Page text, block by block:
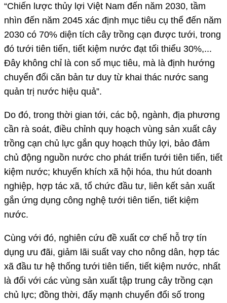
“Chiến lược thủy lợi Việt Nam đến năm 2030, tầm
nhìn đến năm 2045 xác định mục tiêu cụ thể đến năm
2030 có 70% diện tích cây trồng cạn được tưới, trong
đó tưới tiên tiến, tiết kiệm nước đạt tối thiểu 30%,...
Đây không chỉ là con số mục tiêu, mà là định hướng
chuyển đổi căn bản tư duy từ khai thác nước sang
quản trị nước hiệu quả”.
Do đó, trong thời gian tới, các bộ, ngành, địa phương
cần rà soát, điều chỉnh quy hoạch vùng sản xuất cây
trồng cạn chủ lực gắn quy hoạch thủy lợi, bảo đảm
chủ động nguồn nước cho phát triển tưới tiên tiến, tiết
kiệm nước; khuyến khích xã hội hóa, thu hút doanh
nghiệp, hợp tác xã, tổ chức đầu tư, liên kết sản xuất
gắn ứng dụng công nghệ tưới tiên tiến, tiết kiệm
nước.
Cùng với đó, nghiên cứu đề xuất cơ chế hỗ trợ tín
dụng ưu đãi, giảm lãi suất vay cho nông dân, hợp tác
xã đầu tư hệ thống tưới tiên tiến, tiết kiệm nước, nhất
là đối với các vùng sản xuất tập trung cây trồng cạn
chủ lực; đồng thời, đẩy mạnh chuyển đổi số trong